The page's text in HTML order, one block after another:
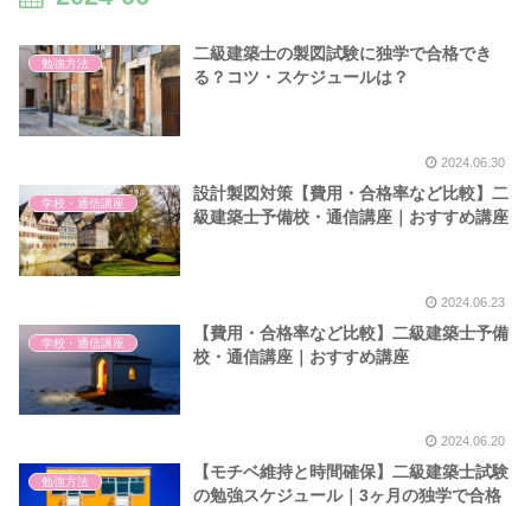
勉強方法
二級建築士の製図試験に独学で合格でき
る？コツ・スケジュールは？
2024.06.30
学校・通信講座
設計製図対策【費用・合格率など比較】二
級建築士予備校・通信講座｜おすすめ講座
2024.06.23
学校・通信講座
【費用・合格率など比較】二級建築士予備
校・通信講座｜おすすめ講座
2024.06.20
勉強方法
【モチベ維持と時間確保】二級建築士試験
の勉強スケジュール｜3ヶ月の独学で合格